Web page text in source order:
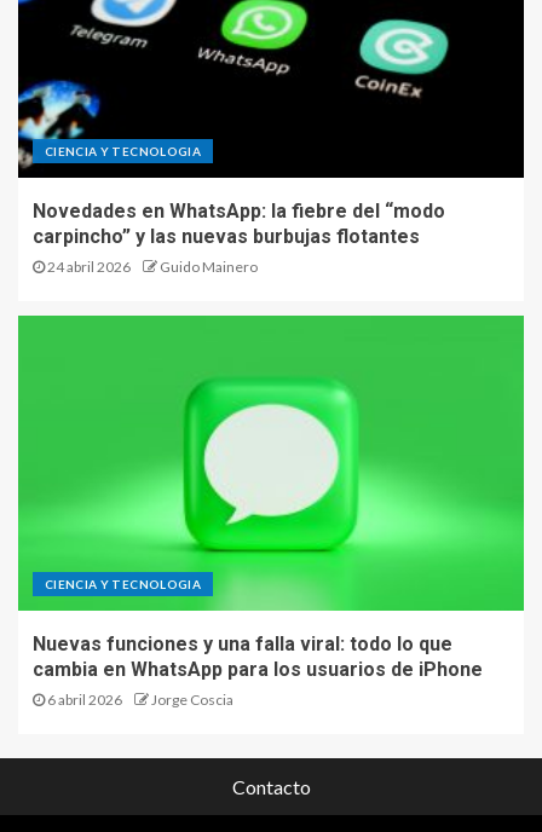
CIENCIA Y TECNOLOGIA
Novedades en WhatsApp: la fiebre del “modo
carpincho” y las nuevas burbujas flotantes
24 abril 2026 Guido Mainero
CIENCIA Y TECNOLOGIA
Nuevas funciones y una falla viral: todo lo que
cambia en WhatsApp para los usuarios de iPhone
6 abril 2026 Jorge Coscia
Contacto